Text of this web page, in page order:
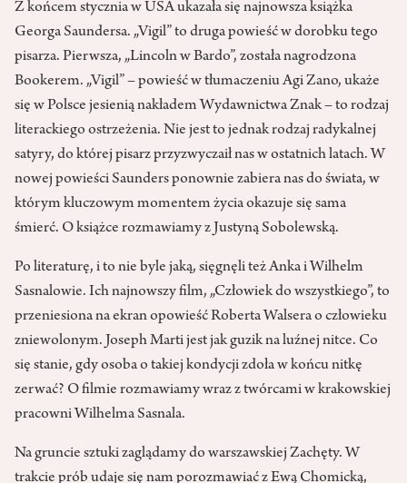
Z końcem stycznia w USA ukazała się najnowsza książka
Georga Saundersa. „Vigil” to druga powieść w dorobku tego
pisarza. Pierwsza, „Lincoln w Bardo”, została nagrodzona
Bookerem. „Vigil” – powieść w tłumaczeniu Agi Zano, ukaże
się w Polsce jesienią nakładem Wydawnictwa Znak – to rodzaj
literackiego ostrzeżenia. Nie jest to jednak rodzaj radykalnej
satyry, do której pisarz przyzwyczaił nas w ostatnich latach. W
nowej powieści Saunders ponownie zabiera nas do świata, w
którym kluczowym momentem życia okazuje się sama
śmierć. O książce rozmawiamy z Justyną Sobolewską.
Po literaturę, i to nie byle jaką, sięgnęli też Anka i Wilhelm
Sasnalowie. Ich najnowszy film, „Człowiek do wszystkiego”, to
przeniesiona na ekran opowieść Roberta Walsera o człowieku
zniewolonym. Joseph Marti jest jak guzik na luźnej nitce. Co
się stanie, gdy osoba o takiej kondycji zdoła w końcu nitkę
zerwać? O filmie rozmawiamy wraz z twórcami w krakowskiej
pracowni Wilhelma Sasnala.
Na gruncie sztuki zaglądamy do warszawskiej Zachęty. W
trakcie prób udaje się nam porozmawiać z Ewą Chomicką,